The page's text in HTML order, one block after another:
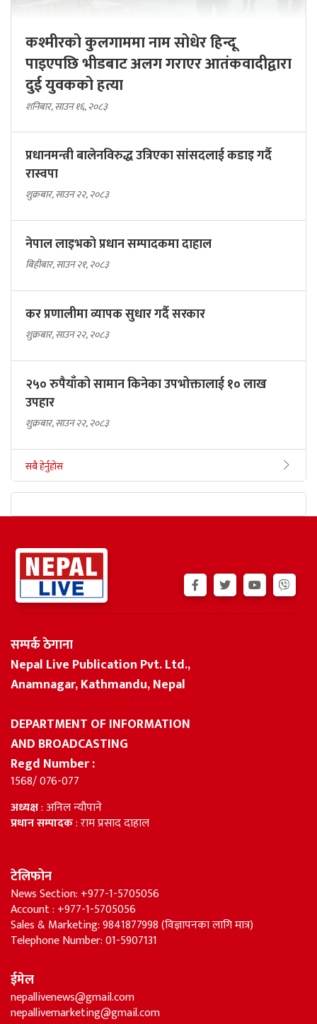
कश्मीरको कुलगाममा नाम सोधेर हिन्दू
पाइएपछि भीडबाट अलग गराएर आतंकवादीद्वारा
दुई युवकको हत्या
शनिबार, साउन १६, २०८३
प्रधानमन्त्री बालेनविरुद्ध उत्रिएका सांसदलाई कडाइ गर्दै
रास्वपा
शुक्रबार, साउन २२, २०८३
नेपाल लाइभको प्रधान सम्पादकमा दाहाल
बिहीबार, साउन २१, २०८३
कर प्रणालीमा व्यापक सुधार गर्दै सरकार
शुक्रबार, साउन २२, २०८३
२५० रुपैयाँको सामान किनेका उपभोक्तालाई १० लाख
उपहार
शुक्रबार, साउन २२, २०८३
सबै हेर्नुहोस
सम्पर्क ठेगाना
Nepal Live Publication Pvt. Ltd.,
Anamnagar, Kathmandu, Nepal
DEPARTMENT OF INFORMATION
AND BROADCASTING
Regd Number :
1568/ 076-077
अध्यक्ष: अनिल न्यौपाने
प्रधान सम्पादक: राम प्रसाद दाहाल
टेलिफोन
News Section: +977-1-5705056
Account : +977-1-5705056
Sales & Marketing: 9841877998 (विज्ञापनका लागि मात्र)
Telephone Number: 01-5907131
ईमेल
nepallivenews@gmail.com
nepallivemarketing@gmail.com